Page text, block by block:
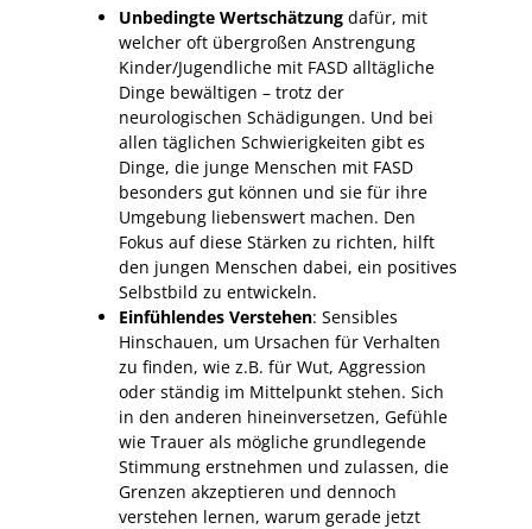
Unbedingte Wertschätzung dafür, mit
welcher oft übergroßen Anstrengung
Kinder/Jugendliche mit FASD alltägliche
Dinge bewältigen – trotz der
neurologischen Schädigungen. Und bei
allen täglichen Schwierigkeiten gibt es
Dinge, die junge Menschen mit FASD
besonders gut können und sie für ihre
Umgebung liebenswert machen. Den
Fokus auf diese Stärken zu richten, hilft
den jungen Menschen dabei, ein positives
Selbstbild zu entwickeln.
Einfühlendes Verstehen: Sensibles
Hinschauen, um Ursachen für Verhalten
zu finden, wie z.B. für Wut, Aggression
oder ständig im Mittelpunkt stehen. Sich
in den anderen hineinversetzen, Gefühle
wie Trauer als mögliche grundlegende
Stimmung erstnehmen und zulassen, die
Grenzen akzeptieren und dennoch
verstehen lernen, warum gerade jetzt